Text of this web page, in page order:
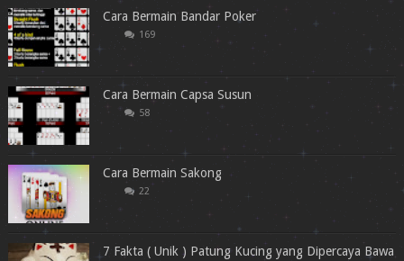
Cara Bermain Bandar Poker
169
Cara Bermain Capsa Susun
58
Cara Bermain Sakong
22
7 Fakta ( Unik ) Patung Kucing yang Dipercaya Bawa